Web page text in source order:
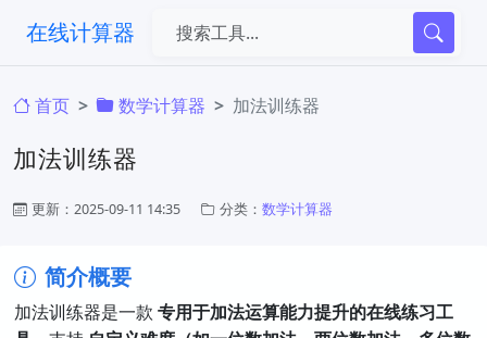
在线计算器
首页 ​数学计算器 加法训练器
加法训练器
更新：2025-09-11 14:35 分类： ​数学计算器
简介概要
加法训练器是一款 ​ 专用于加法运算能力提升的在线练习工